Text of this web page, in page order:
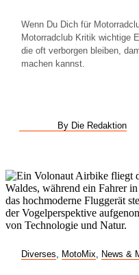
Wenn Du Dich für
Motorradclub Kritik wichtige
die oft verborgen bleiben,
machen kannst.
By Die Redaktion
Diverses MotoMix News &